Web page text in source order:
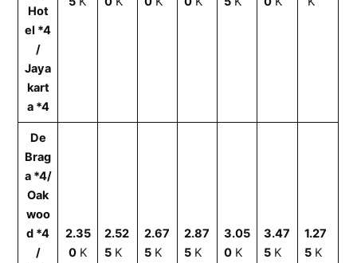
Hot
el *4
/
Jaya
kart
a *4
De
Brag
a *4/
Oak
woo
d *4
/
2.35
0K
2.52
5K
2.67
5K
2.87
5K
3.05
0K
3.47
5K
1.27
5K